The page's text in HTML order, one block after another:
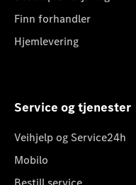
Finn forhandler
Hjemlevering
Service og tjenester
Veihjelp og Service24h
Mobilo